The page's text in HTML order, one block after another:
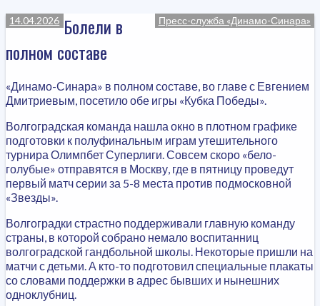
Пресс-служба «Динамо-Синара»
14.04.2026 Болели в
полном составе
«Динамо-Синара» в полном составе, во главе с Евгением
Дмитриевым, посетило обе игры «Кубка Победы».
Волгоградская команда нашла окно в плотном графике
подготовки к полуфинальным играм утешительного
турнира Олимпбет Суперлиги. Совсем скоро «бело-
голубые» отправятся в Москву, где в пятницу проведут
первый матч серии за 5-8 места против подмосковной
«Звезды».
Волгоградки страстно поддерживали главную команду
страны, в которой собрано немало воспитанниц
волгоградской гандбольной школы. Некоторые пришли на
матчи с детьми. А кто-то подготовил специальные плакаты
со словами поддержки в адрес бывших и нынешних
одноклубниц.